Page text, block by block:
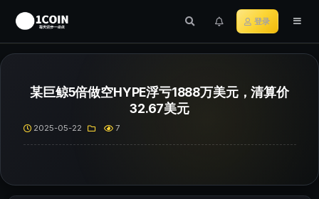
登录
某巨鲸5倍做空HYPE浮亏1888万美元，清算价
32.67美元
2025-05-22 7